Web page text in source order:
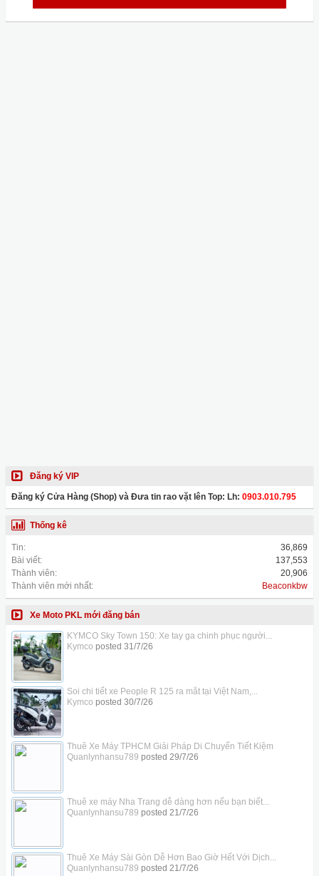
Đăng ký VIP
Đăng ký Cửa Hàng (Shop) và Đưa tin rao vặt lên Top: Lh: 0903.010.795
Thống kê
Tin:
36,869
Bài viết:
137,553
Thành viên:
20,906
Thành viên mới nhất:
Beaconkbw
Xe Moto PKL mới đăng bán
KYMCO Sky Town 150: Xe tay ga chinh phục người...
Kymco posted 31/7/26
Soi chi tiết xe People R 125 ra mắt tại Việt Nam,...
Kymco posted 30/7/26
Thuê Xe Máy TPHCM Giải Pháp Di Chuyển Tiết Kiệm
Quanlynhansu789 posted 29/7/26
Thuê xe máy Nha Trang dễ dàng hơn nếu bạn biết...
Quanlynhansu789 posted 21/7/26
Thuê Xe Máy Sài Gòn Dễ Hơn Bao Giờ Hết Với Dịch...
Quanlynhansu789 posted 21/7/26